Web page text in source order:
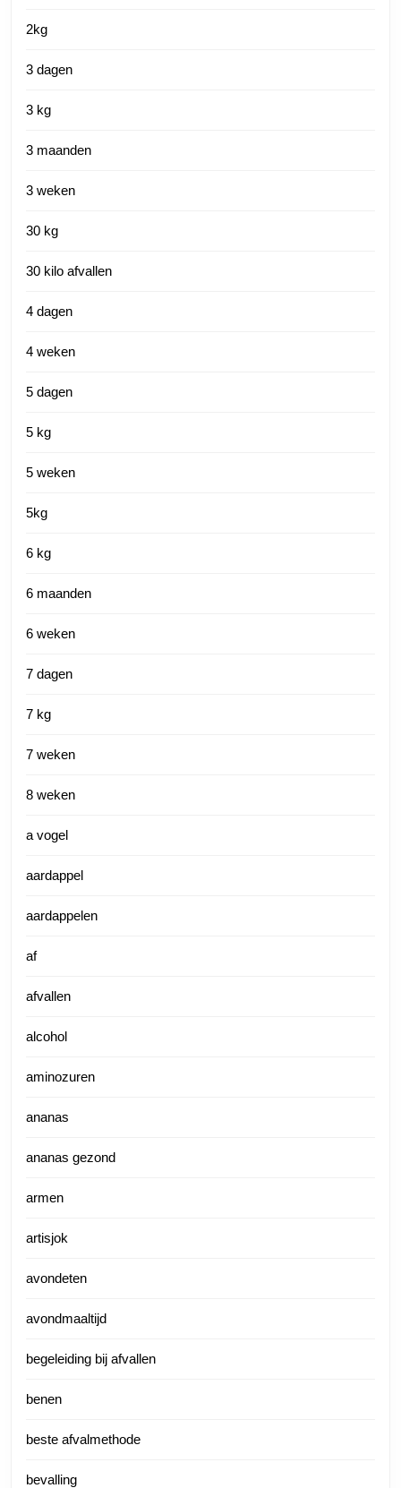
2kg
3 dagen
3 kg
3 maanden
3 weken
30 kg
30 kilo afvallen
4 dagen
4 weken
5 dagen
5 kg
5 weken
5kg
6 kg
6 maanden
6 weken
7 dagen
7 kg
7 weken
8 weken
a vogel
aardappel
aardappelen
af
afvallen
alcohol
aminozuren
ananas
ananas gezond
armen
artisjok
avondeten
avondmaaltijd
begeleiding bij afvallen
benen
beste afvalmethode
bevalling